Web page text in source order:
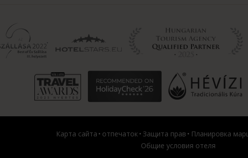
Карта сайта отпечаток Защита прав Планировка
Общие условия отеля